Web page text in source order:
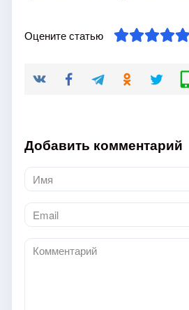
Оцените статью
Добавить комментарий
Имя
*
Email
*
Комментарий